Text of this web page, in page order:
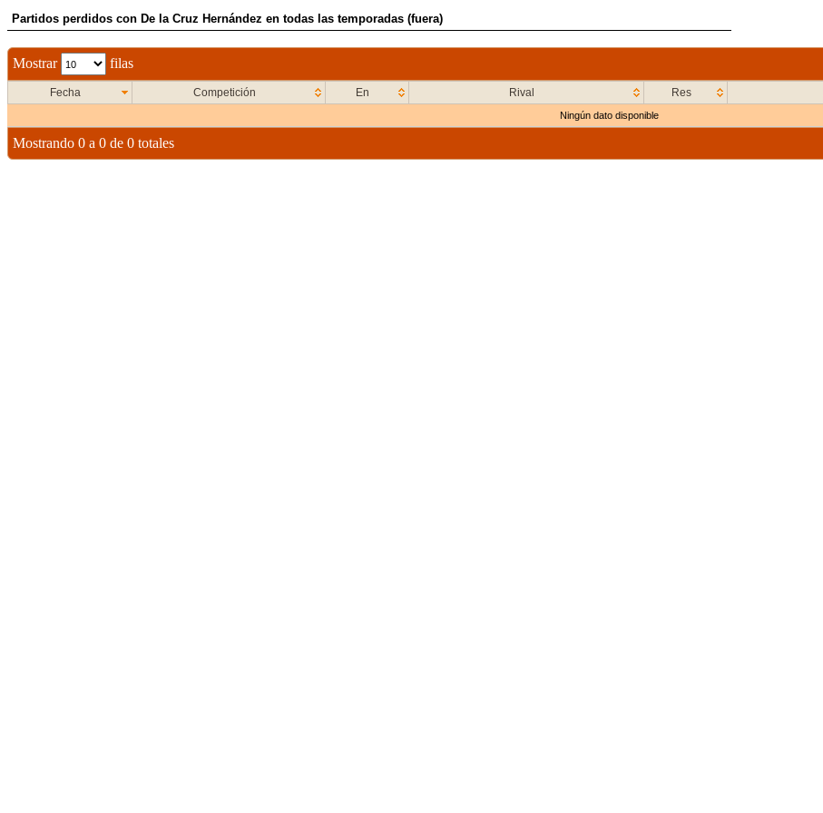
Partidos perdidos con De la Cruz Hernández en todas las temporadas (fuera)
Mostrar filas
Fecha Competición En Rival Res
Ningún dato disponible
Mostrando 0 a 0 de 0 totales